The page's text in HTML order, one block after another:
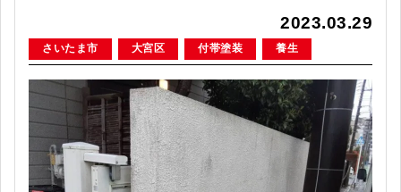
2023.03.29
さいたま市 大宮区 付帯塗装 養生